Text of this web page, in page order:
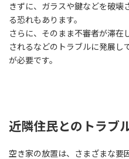
きずに、ガラスや鍵などを破壊
る恐れもあります。
さらに、そのまま不審者が滞在
されるなどのトラブルに発展し
が必要です。
近隣住民とのトラブ
空き家の放置は、さまざまな要